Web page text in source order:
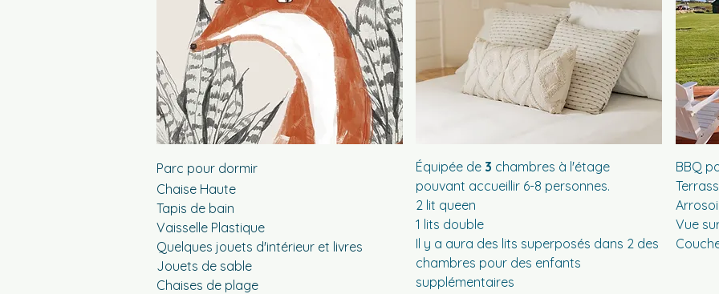
Parc pour dormir
Chaise Haute
Tapis de bain
Vaisselle Plastique
Quelques jouets d'intérieur et livres
Jouets de sable
Chaises de plage
Équipée de 3 chambres à l'étage
pouvant accueillir 6-8 personnes.
2 lit queen
1 lits double
Il y a aura des lits superposés dans 2 des
chambres pour des enfants
supplémentaires
BBQ
Vue